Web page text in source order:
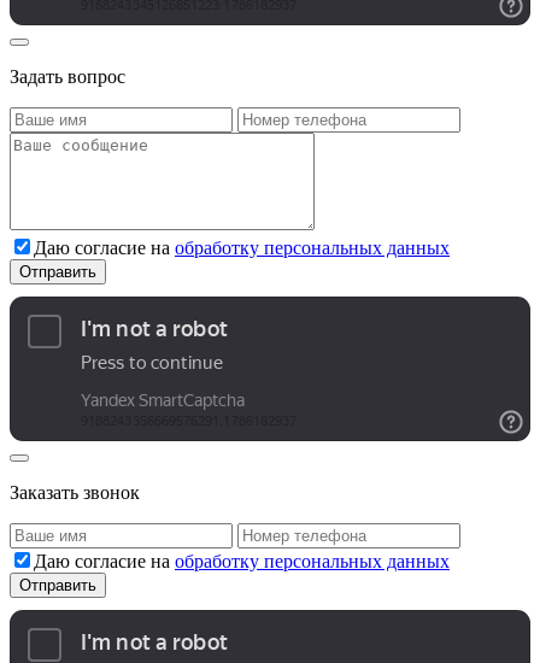
Задать вопрос
Даю согласие на обработку персональных данных
Заказать звонок
Даю согласие на обработку персональных данных